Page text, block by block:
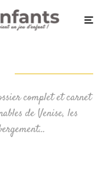
complet et carnet
de Venise, les